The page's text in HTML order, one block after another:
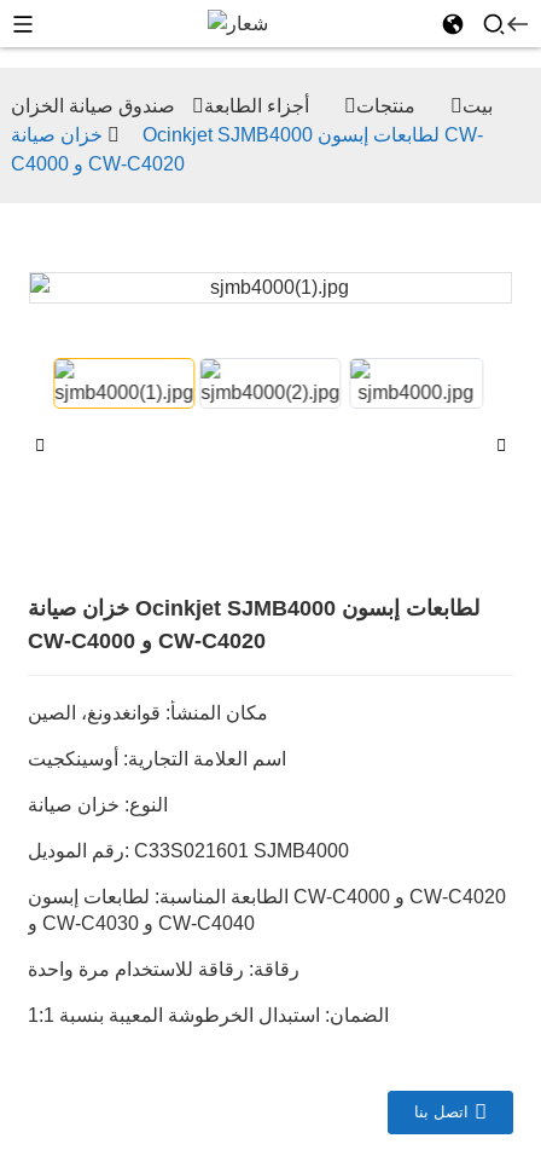
بيت منتجات أجزاء الطابعة
صندوق صيانة الخزان
خزان صيانة Ocinkjet SJMB4000 لطابعات إبسون CW-
C4000 و CW-C4020
خزان صيانة Ocinkjet SJMB4000 لطابعات إبسون
CW-C4000 و CW-C4020
مكان المنشأ: قوانغدونغ، الصين
اسم العلامة التجارية: أوسينكجيت
النوع: خزان صيانة
رقم الموديل: C33S021601 SJMB4000
الطابعة المناسبة: لطابعات إبسون CW-C4000 و CW-C4020
و CW-C4030 و CW-C4040
رقاقة: رقاقة للاستخدام مرة واحدة
الضمان: استبدال الخرطوشة المعيبة بنسبة 1:1
اتصل بنا